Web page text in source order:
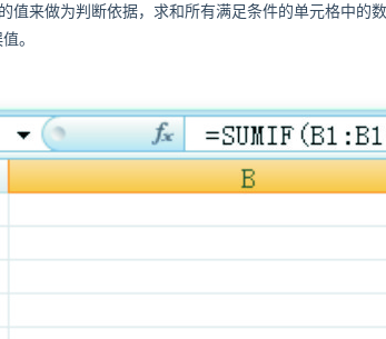
值来做为判断依据，求和所有满足条件的单元格中的
。